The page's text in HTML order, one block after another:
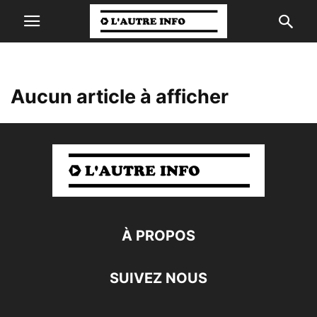
Aucun article à afficher
À PROPOS
SUIVEZ NOUS